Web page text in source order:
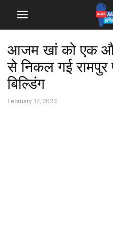
आजम खां को एक
से निकल गई
बिल्डिंग
February 17, 2023